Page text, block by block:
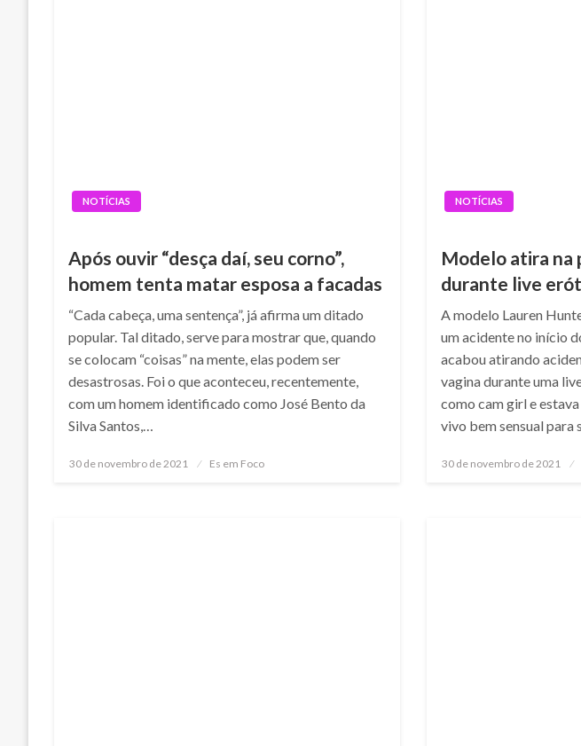
NOTÍCIAS
Após ouvir “desça daí, seu corno”,
homem tenta matar esposa a facadas
“Cada cabeça, uma sentença”, já afirma um ditado
popular. Tal ditado, serve para mostrar que, quando
se colocam “coisas” na mente, elas podem ser
desastrosas. Foi o que aconteceu, recentemente,
com um homem identificado como José Bento da
Silva Santos,…
Posted
30 de novembro de 2021 Es em Foco
NOTÍCIAS
Modelo atira na
durante live
A modelo Lauren
um acidente no início
acabou atirando
vagina durante uma
como cam girl e
vivo bem sensual para
Posted
30 de novembro de 2021